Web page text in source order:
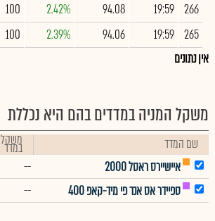
266
19:59
94.08
2.42%
100
265
19:59
94.06
2.39%
100
אין נתונים
משקל המניה במדדים בהם היא נכללת
שם המדד משקל
במדד
איישיירס ראסל 2000
--
ספיידר אס אנד פי מיד-קאפ 400
--